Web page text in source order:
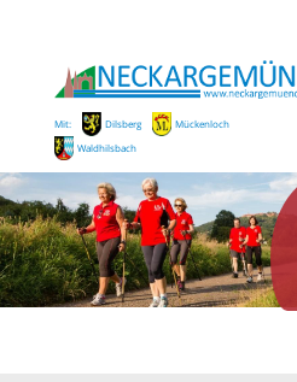
Mit: Dilsberg
Mückenloch
Waldhilsbach